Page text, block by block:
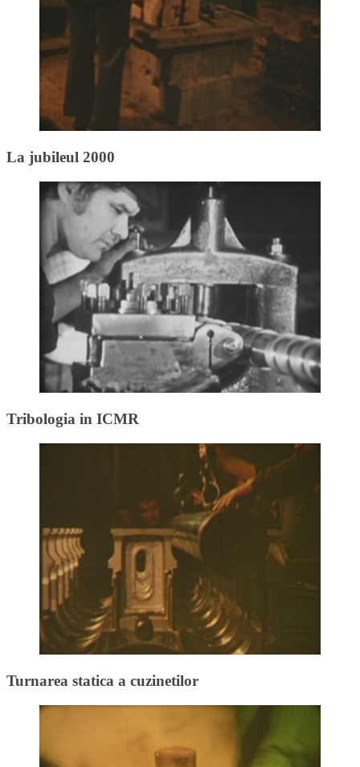
La jubileul 2000
Tribologia in ICMR
Turnarea statica a cuzinetilor